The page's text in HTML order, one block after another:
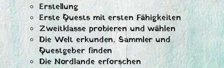
Erstellung
Erste Quests mit ersten Fähigkeiten
Zweitklasse probieren und wählen
Die Welt erkunden, Sammler und
Questgeber finden
Die Nordlande erforschen